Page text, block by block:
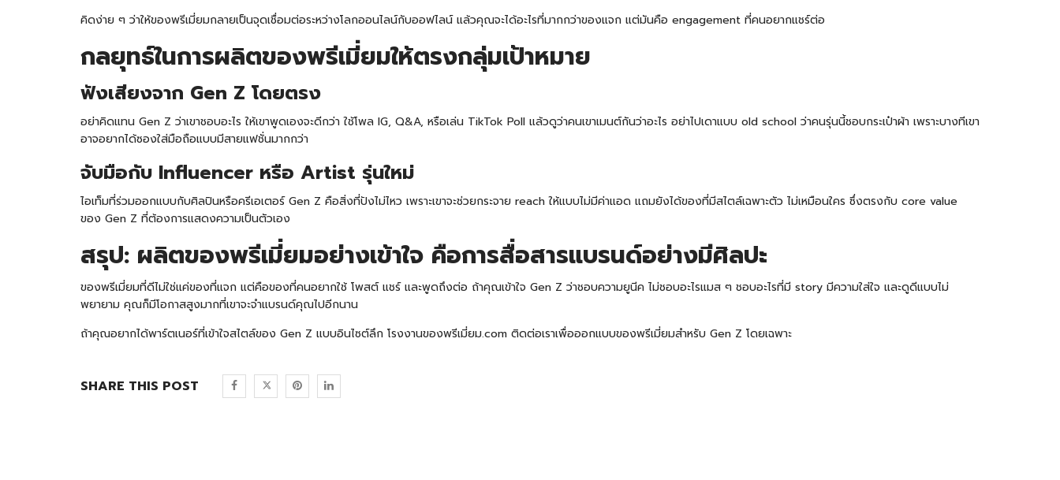
คิดง่าย ๆ ว่าให้ของพรีเมี่ยมกลายเป็นจุดเชื่อมต่อระหว่างโลกออนไลน์กับออฟไลน์ แล้วคุณจะได้อะไรที่มากกว่าของแจก แต่มันคือ engagement ที่คนอยากแชร์ต่อ
กลยุทธ์ในการผลิตของพรีเมี่ยมให้ตรงกลุ่มเป้าหมาย
ฟังเสียงจาก Gen Z โดยตรง
อย่าคิดแทน Gen Z ว่าเขาชอบอะไร ให้เขาพูดเองจะดีกว่า ใช้โพล IG, Q&A, หรือเล่น TikTok Poll แล้วดูว่าคนเขาเมนต์กันว่าอะไร อย่าไปเดาแบบ old school ว่าคนรุ่นนี้ชอบกระเป๋าผ้า เพราะบางทีเขา
อาจอยากได้ซองใส่มือถือแบบมีสายแฟชั่นมากกว่า
จับมือกับ Influencer หรือ Artist รุ่นใหม่
ไอเท็มที่ร่วมออกแบบกับศิลปินหรือครีเอเตอร์ Gen Z คือสิ่งที่ปังไม่ไหว เพราะเขาจะช่วยกระจาย reach ให้แบบไม่มีค่าแอด แถมยังได้ของที่มีสไตล์เฉพาะตัว ไม่เหมือนใคร ซึ่งตรงกับ core value
ของ Gen Z ที่ต้องการแสดงความเป็นตัวเอง
สรุป: ผลิตของพรีเมี่ยมอย่างเข้าใจ คือการสื่อสารแบรนด์อย่างมีศิลปะ
ของพรีเมี่ยมที่ดีไม่ใช่แค่ของที่แจก แต่คือของที่คนอยากใช้ โพสต์ แชร์ และพูดถึงต่อ ถ้าคุณเข้าใจ Gen Z ว่าชอบความยูนีค ไม่ชอบอะไรแมส ๆ ชอบอะไรที่มี story มีความใส่ใจ และดูดีแบบไม่
พยายาม คุณก็มีโอกาสสูงมากที่เขาจะจำแบรนด์คุณไปอีกนาน
ถ้าคุณอยากได้พาร์ตเนอร์ที่เข้าใจสไตล์ของ Gen Z แบบอินไซต์ลึก โรงงานของพรีเมี่ยม.com ติดต่อเราเพื่อออกแบบของพรีเมี่ยมสำหรับ Gen Z โดยเฉพาะ
SHARE THIS POST